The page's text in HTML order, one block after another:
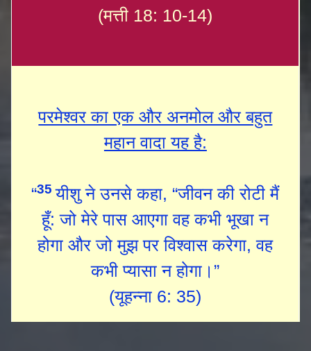
(मत्ती 18: 10-14)
परमेश्‍वर का एक और अनमोल और बहुत
महान वादा यह है:
“35यीशु ने उनसे कहा, “जीवन की रोटी मैं
हूँ: जो मेरे पास आएगा वह कभी भूखा न
होगा और जो मुझ पर विश्वास करेगा, वह
कभी प्यासा न होगा।”
(यूहन्ना 6: 35)